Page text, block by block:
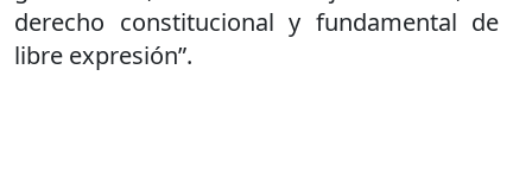
derecho constitucional y fundamental de
libre expresión”.